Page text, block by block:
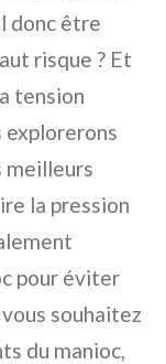
donc être
risque ? Et
tension
explorerons
meilleurs
la pression
pour éviter
souhaitez
du manioc,